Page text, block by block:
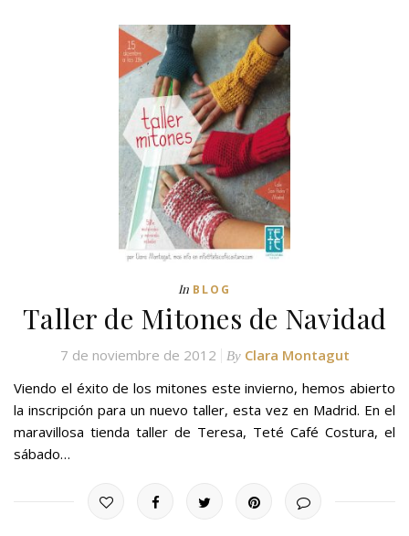
In BLOG
Taller de Mitones de Navidad
7 de noviembre de 2012 By Clara Montagut
Viendo el éxito de los mitones este invierno, hemos abierto
la inscripción para un nuevo taller, esta vez en Madrid. En el
maravillosa tienda taller de Teresa, Teté Café Costura, el
sábado…